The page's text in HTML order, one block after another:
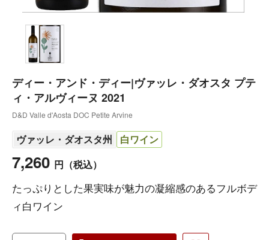
ディー・アンド・ディー|ヴァッレ・ダオスタ プテ
ィ・アルヴィーヌ 2021
D&D Valle d'Aosta DOC Petite Arvine
ヴァッレ・ダオスタ州 白ワイン
7,260 円 （税込）
たっぷりとした果実味が魅力の凝縮感のあるフルボデ
ィ白ワイン